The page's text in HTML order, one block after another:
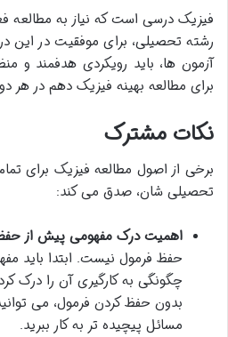
فیزیک درسی است که نیاز به مطالعه
رشته تحصیلی، برای موفقیت در
آزمون ها، باید رویکردی هدفمند و
برای مطالعه بهینه فیزیک دهم در هر
نکات مشترک
برخی از اصول مطالعه فیزیک برای
تحصیلی شان، صدق می کند:
اهمیت درک مفهومی پیش از
حفظ فرمول نیست. ابتدا باید
چگونگی به کارگیری آن را درک
بدون حفظ کردن فرمول، می
مسائل پیچیده تر به کار ببرید.